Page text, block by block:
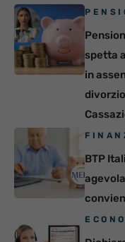
spetta
in
BTP